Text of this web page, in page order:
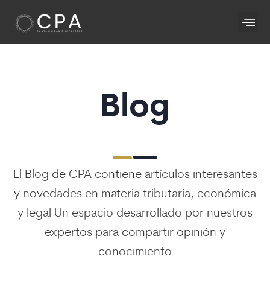
Blog
El Blog de CPA contiene artículos interesantes
y novedades en materia tributaria, económica
y legal Un espacio desarrollado por nuestros
expertos para compartir opinión y
conocimiento